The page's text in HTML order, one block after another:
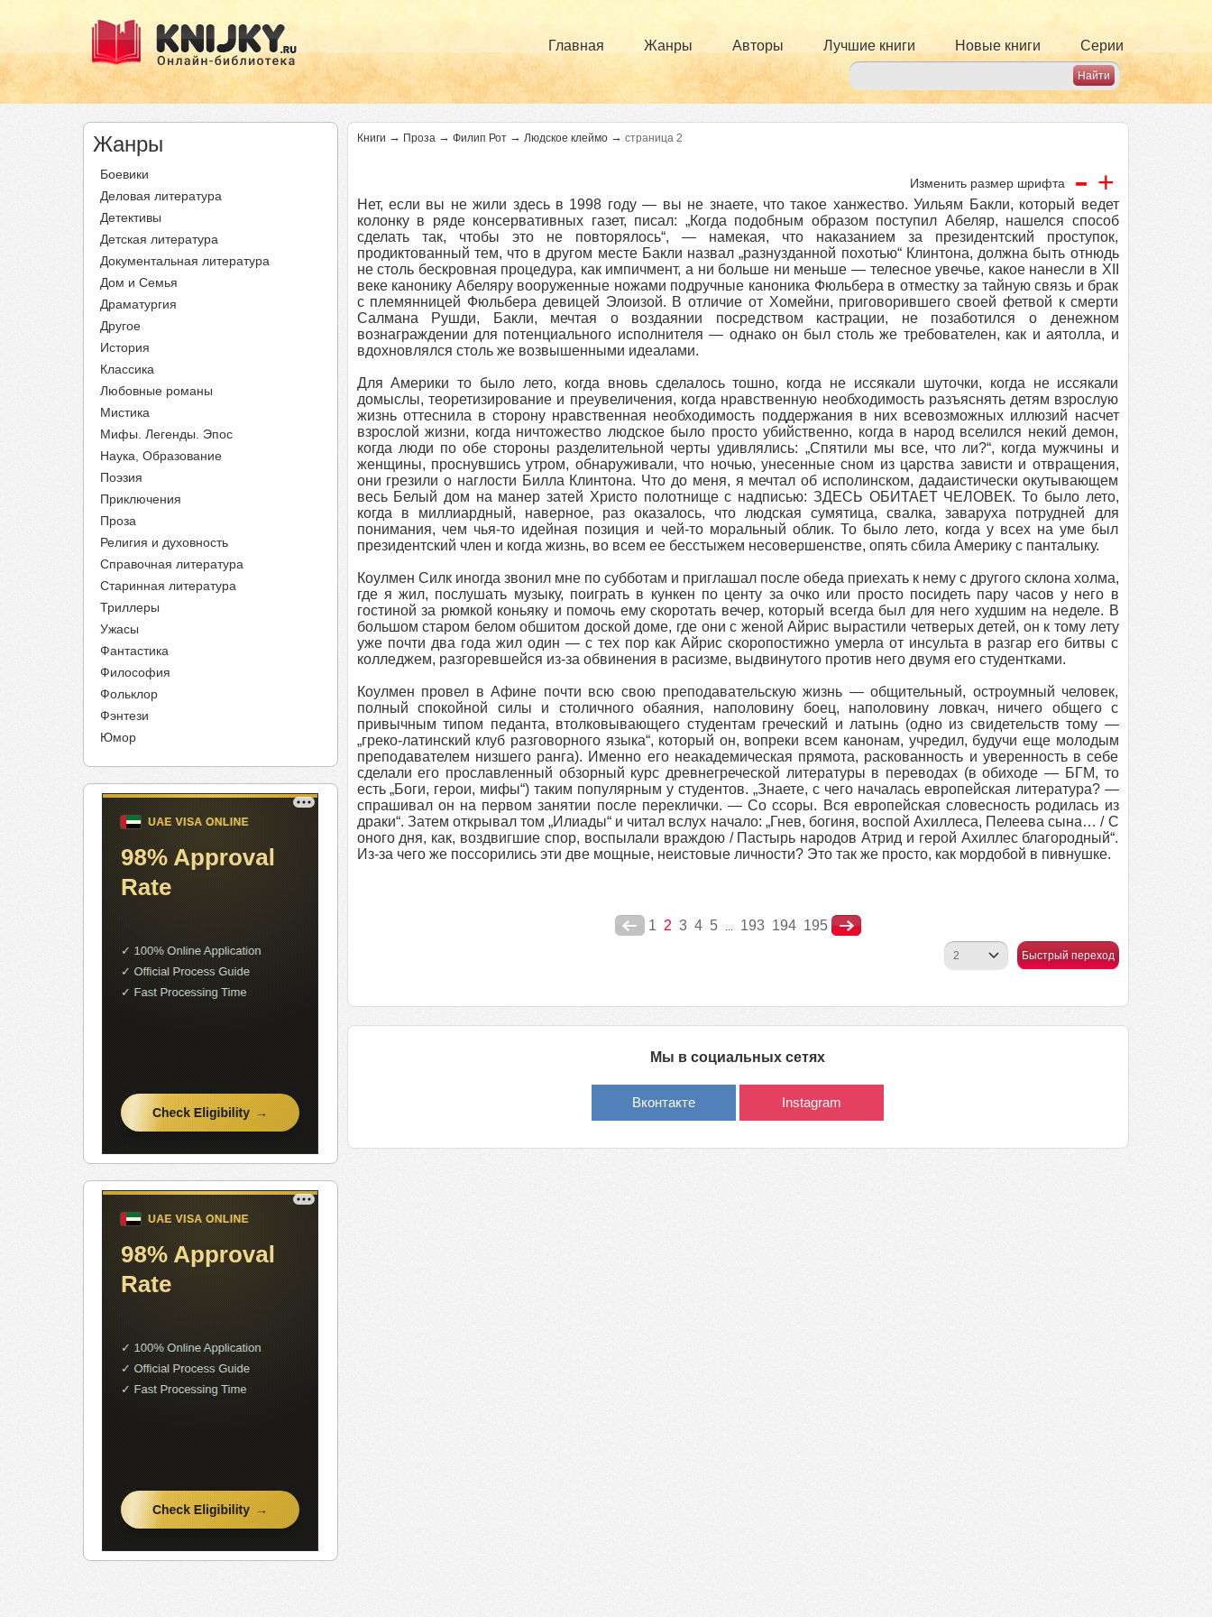
Главная Жанры Авторы Лучшие книги Новые книги Серии
Жанры
Боевики
Деловая литература
Детективы
Детская литература
Документальная литература
Дом и Семья
Драматургия
Другое
История
Классика
Любовные романы
Мистика
Мифы. Легенды. Эпос
Наука, Образование
Поэзия
Приключения
Проза
Религия и духовность
Справочная литература
Старинная литература
Триллеры
Ужасы
Фантастика
Философия
Фольклор
Фэнтези
Юмор
Книги → Проза → Филип Рот → Людское клеймо → страница 2
Изменить размер шрифта - +
Нет, если вы не жили здесь в 1998 году — вы не знаете, что такое ханжество. Уильям Бакли, который ведет
колонку в ряде консервативных газет, писал: „Когда подобным образом поступил Абеляр, нашелся способ
сделать так, чтобы это не повторялось“, — намекая, что наказанием за президентский проступок,
продиктованный тем, что в другом месте Бакли назвал „разнузданной похотью“ Клинтона, должна быть отнюдь
не столь бескровная процедура, как импичмент, а ни больше ни меньше — телесное увечье, какое нанесли в XII
веке канонику Абеляру вооруженные ножами подручные каноника Фюльбера в отместку за тайную связь и брак
с племянницей Фюльбера девицей Элоизой. В отличие от Хомейни, приговорившего своей фетвой к смерти
Салмана Рушди, Бакли, мечтая о воздаянии посредством кастрации, не позаботился о денежном
вознаграждении для потенциального исполнителя — однако он был столь же требователен, как и аятолла, и
вдохновлялся столь же возвышенными идеалами.
Для Америки то было лето, когда вновь сделалось тошно, когда не иссякали шуточки, когда не иссякали
домыслы, теоретизирование и преувеличения, когда нравственную необходимость разъяснять детям взрослую
жизнь оттеснила в сторону нравственная необходимость поддержания в них всевозможных иллюзий насчет
взрослой жизни, когда ничтожество людское было просто убийственно, когда в народ вселился некий демон,
когда люди по обе стороны разделительной черты удивлялись: „Спятили мы все, что ли?“, когда мужчины и
женщины, проснувшись утром, обнаруживали, что ночью, унесенные сном из царства зависти и отвращения,
они грезили о наглости Билла Клинтона. Что до меня, я мечтал об исполинском, дадаистически окутывающем
весь Белый дом на манер затей Христо полотнище с надписью: ЗДЕСЬ ОБИТАЕТ ЧЕЛОВЕК. То было лето,
когда в миллиардный, наверное, раз оказалось, что людская сумятица, свалка, заваруха потрудней для
понимания, чем чья-то идейная позиция и чей-то моральный облик. То было лето, когда у всех на уме был
президентский член и когда жизнь, во всем ее бесстыжем несовершенстве, опять сбила Америку с панталыку.
Коулмен Силк иногда звонил мне по субботам и приглашал после обеда приехать к нему с другого склона холма,
где я жил, послушать музыку, поиграть в кункен по центу за очко или просто посидеть пару часов у него в
гостиной за рюмкой коньяку и помочь ему скоротать вечер, который всегда был для него худшим на неделе. В
большом старом белом обшитом доской доме, где они с женой Айрис вырастили четверых детей, он к тому лету
уже почти два года жил один — с тех пор как Айрис скоропостижно умерла от инсульта в разгар его битвы с
колледжем, разгоревшейся из-за обвинения в расизме, выдвинутого против него двумя его студентками.
Коулмен провел в Афине почти всю свою преподавательскую жизнь — общительный, остроумный человек,
полный спокойной силы и столичного обаяния, наполовину боец, наполовину ловкач, ничего общего с
привычным типом педанта, втолковывающего студентам греческий и латынь (одно из свидетельств тому —
„греко-латинский клуб разговорного языка“, который он, вопреки всем канонам, учредил, будучи еще молодым
преподавателем низшего ранга). Именно его неакадемическая прямота, раскованность и уверенность в себе
сделали его прославленный обзорный курс древнегреческой литературы в переводах (в обиходе — БГМ, то
есть „Боги, герои, мифы“) таким популярным у студентов. „Знаете, с чего началась европейская литература? —
спрашивал он на первом занятии после переклички. — Со ссоры. Вся европейская словесность родилась из
драки“. Затем открывал том „Илиады“ и читал вслух начало: „Гнев, богиня, воспой Ахиллеса, Пелеева сына… / С
оного дня, как, воздвигшие спор, воспылали враждою / Пастырь народов Атрид и герой Ахиллес благородный“.
Из-за чего же поссорились эти две мощные, неистовые личности? Это так же просто, как мордобой в пивнушке.
1 2 3 4 5 ... 193 194 195
Быстрый переход
Мы в социальных сетях
Вконтакте Instagram